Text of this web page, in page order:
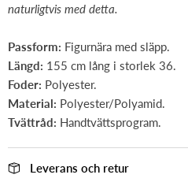
naturligtvis med detta.
Passform: Figurnära med släpp.
Längd: 155 cm lång i storlek 36.
Foder: Polyester.
Material: Polyester/Polyamid.
Tvättråd: Handtvättsprogram.
Leverans och retur
nyhetsbrevet
och få nyheter, inspiration och